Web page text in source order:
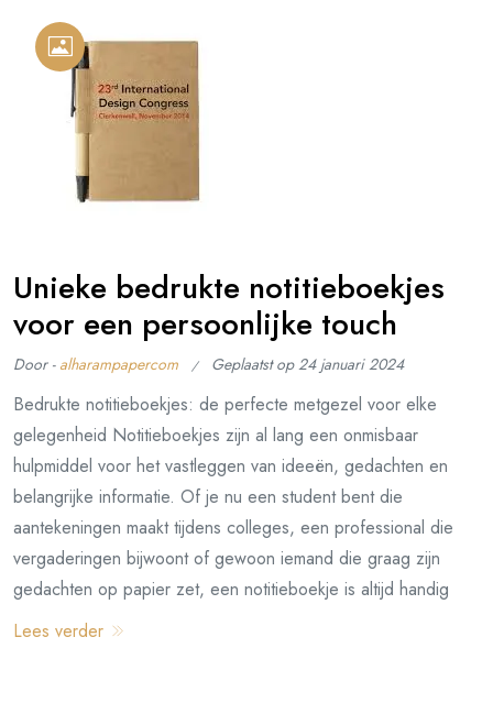
Unieke bedrukte notitieboekjes
voor een persoonlijke touch
Door - alharampapercom Geplaatst op24 januari 2024
Bedrukte notitieboekjes: de perfecte metgezel voor elke
gelegenheid Notitieboekjes zijn al lang een onmisbaar
hulpmiddel voor het vastleggen van ideeën, gedachten en
belangrijke informatie. Of je nu een student bent die
aantekeningen maakt tijdens colleges, een professional die
vergaderingen bijwoont of gewoon iemand die graag zijn
gedachten op papier zet, een notitieboekje is altijd handig
Lees verder